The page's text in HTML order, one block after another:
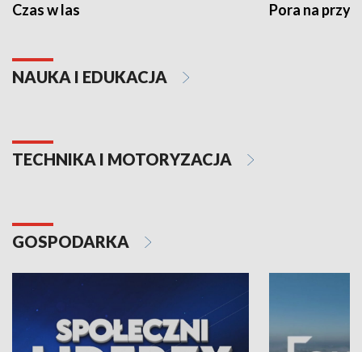
Czas w las Pora na
NAUKA I EDUKACJA
TECHNIKA I MOTORYZACJA
GOSPODARKA